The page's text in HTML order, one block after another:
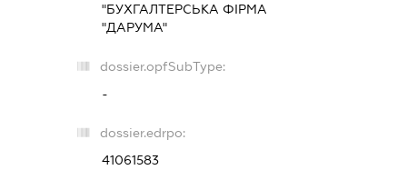
"БУХГАЛТЕРСЬКА ФІРМА
"ДАРУМА"
dossier.opfSubType:
-
dossier.edrpo:
41061583